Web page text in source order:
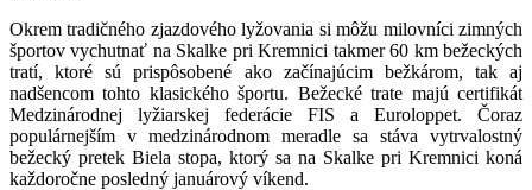
Okrem tradičného zjazdového lyžovania si môžu milovníci zimných
športov vychutnať na Skalke pri Kremnici takmer 60 km bežeckých
tratí, ktoré sú prispôsobené ako začínajúcim bežkárom, tak aj
nadšencom tohto klasického športu. Bežecké trate majú certifikát
Medzinárodnej lyžiarskej federácie FIS a Euroloppet. Čoraz
populárnejším v medzinárodnom meradle sa stáva vytrvalostný
bežecký pretek Biela stopa, ktorý sa na Skalke pri Kremnici koná
každoročne posledný januárový víkend.